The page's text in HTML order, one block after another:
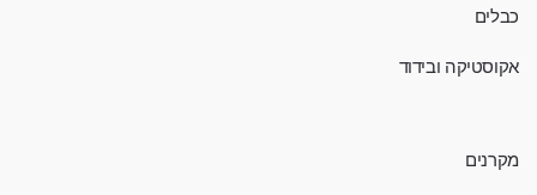
כבלים
אקוסטיקה ובידוד
מקרנים